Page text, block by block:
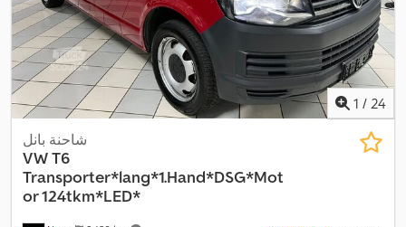
1 / 24
شاحنة بانل
VWT6
Transporter*lang*1.Hand*DSG*Mot
or 124tkm*LED*